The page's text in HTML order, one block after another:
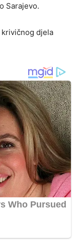
Sarajevo.
krivičnog djela